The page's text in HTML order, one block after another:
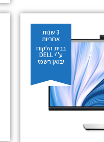
3 שנות
אחריות
בבית הלקוח
ע"י DELL
יבואן רשמי